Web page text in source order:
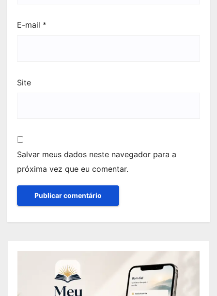
E-mail *
Site
Salvar meus dados neste navegador para a
próxima vez que eu comentar.